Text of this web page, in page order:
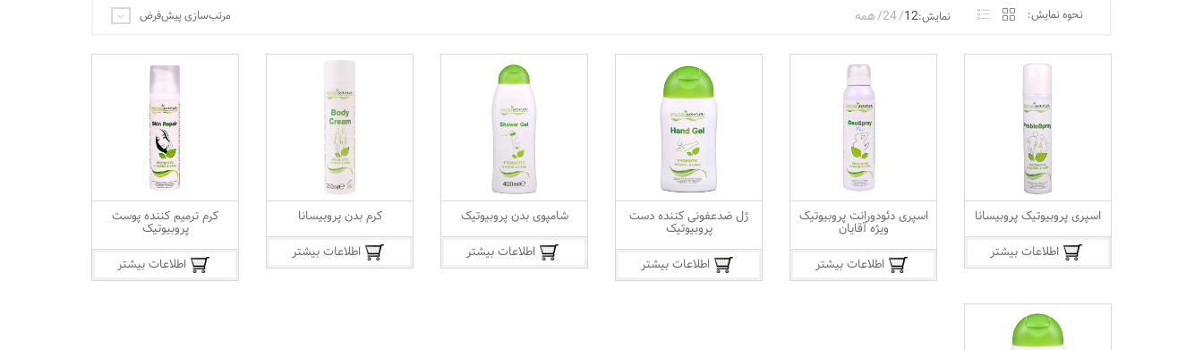
نحوه نمایش: نمایش:12
24 همه مرتب‌سازی پیش‌فرض
اسپری پروبیوتیک پروبیسانا
اطلاعات بیشتر
اسپری دئودورانت پروبیوتیک
ویژه آقایان
اطلاعات بیشتر
ژل ضدعفونی کننده دست
پروبیوتیک
اطلاعات بیشتر
شامپوی بدن پروبیوتیک
اطلاعات بیشتر
کرم بدن پروبیسانا
اطلاعات بیشتر
کرم ترمیم کننده پوست
پروبیوتیک
اطلاعات بیشتر